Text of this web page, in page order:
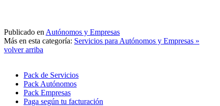
Publicado en Autónomos y Empresas
Más en esta categoría: Servicios para Autónomos y Empresas »
volver arriba
Pack de Servicios
Pack Autónomos
Pack Empresas
Paga según tu facturación